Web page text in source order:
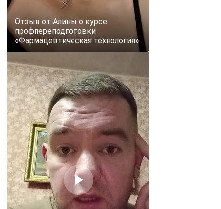
Отзыв от Алины о курсе
профпереподготовки
«Фармацевтическая технология»